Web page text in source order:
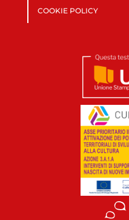
COOKIE POLICY